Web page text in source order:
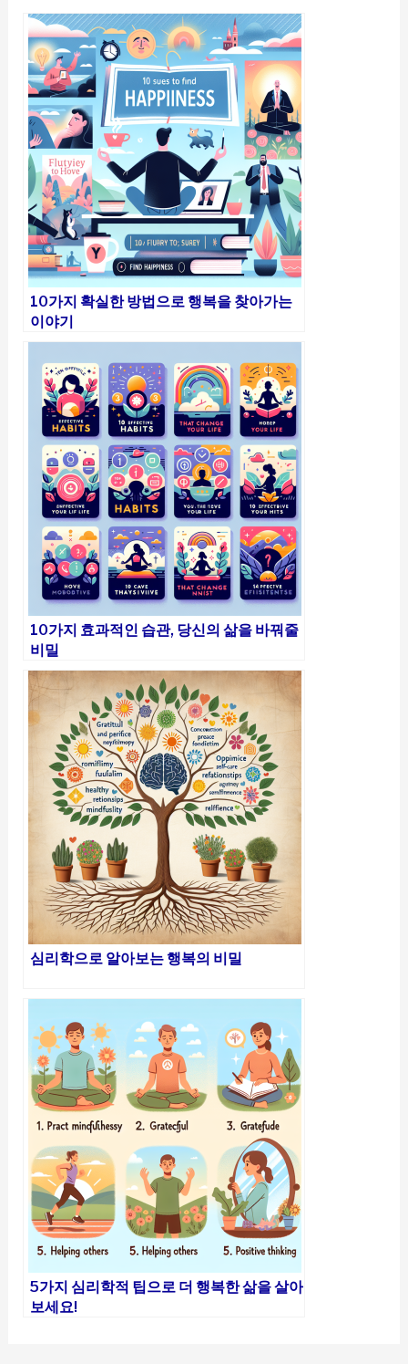
10가지 확실한 방법으로 행복을 찾아가는
이야기
10가지 효과적인 습관, 당신의 삶을 바꿔줄
비밀
심리학으로 알아보는 행복의 비밀
5가지 심리학적 팁으로 더 행복한 삶을 살아
보세요!